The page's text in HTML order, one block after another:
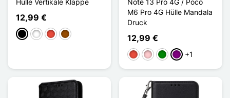
12,99 €
Schwarz
WeißRot Braun
M6 Pro 4G Hülle Mandala
Druck
12,99 €
Rot PinkGrünViolett
+1